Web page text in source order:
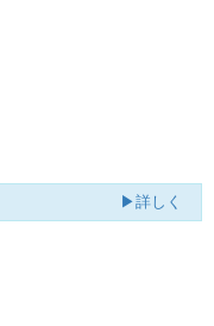
▶詳しく